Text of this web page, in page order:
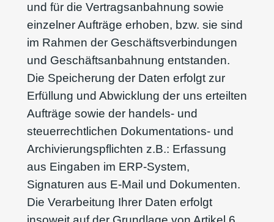
und für die Vertragsanbahnung sowie
einzelner Aufträge erhoben, bzw. sie sind
im Rahmen der Geschäftsverbindungen
und Geschäftsanbahnung entstanden.
Die Speicherung der Daten erfolgt zur
Erfüllung und Abwicklung der uns erteilten
Aufträge sowie der handels- und
steuerrechtlichen Dokumentations- und
Archivierungspflichten z.B.: Erfassung
aus Eingaben im ERP-System,
Signaturen aus E-Mail und Dokumenten.
Die Verarbeitung Ihrer Daten erfolgt